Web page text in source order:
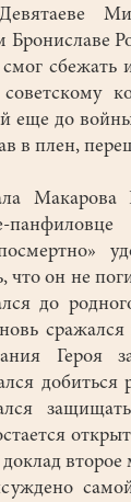
Брониславе
сбежать
еще до
в плен,
Макарова
что он не
до
Героя
добиться
второе